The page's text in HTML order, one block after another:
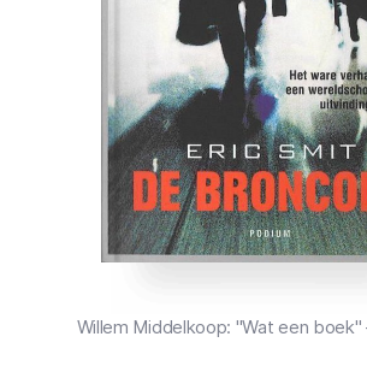
Willem Middelkoop: "Wat een boek"